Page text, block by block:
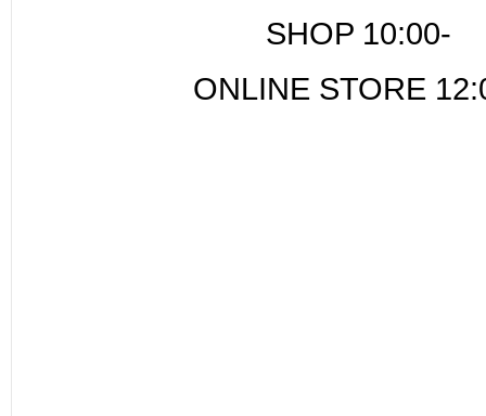
SHOP 10:00-
ONLINE STORE